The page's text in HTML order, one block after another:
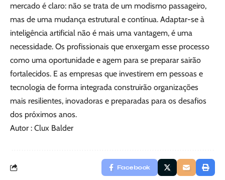
mercado é claro: não se trata de um modismo passageiro,
mas de uma mudança estrutural e contínua. Adaptar-se à
inteligência artificial não é mais uma vantagem, é uma
necessidade. Os profissionais que enxergam esse processo
como uma oportunidade e agem para se preparar sairão
fortalecidos. E as empresas que investirem em pessoas e
tecnologia de forma integrada construirão organizações
mais resilientes, inovadoras e preparadas para os desafios
dos próximos anos.
Autor : Clux Balder
Facebook